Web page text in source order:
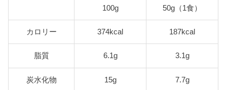
100g 50g（1食）
カロリー 374kcal 187kcal
脂質 6.1g 3.1g
炭水化物 15g 7.7g